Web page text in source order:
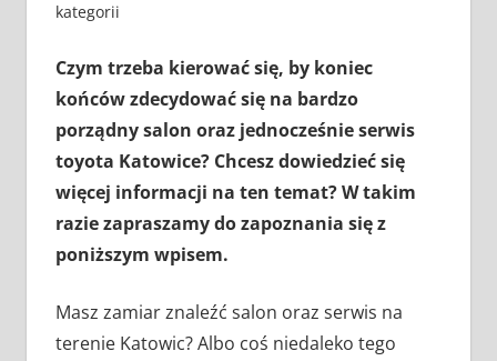
kategorii
Czym trzeba kierować się, by koniec
końców zdecydować się na bardzo
porządny salon oraz jednocześnie serwis
toyota Katowice? Chcesz dowiedzieć się
więcej informacji na ten temat? W takim
razie zapraszamy do zapoznania się z
poniższym wpisem.
Masz zamiar znaleźć salon oraz serwis na
terenie Katowic? Albo coś niedaleko tego